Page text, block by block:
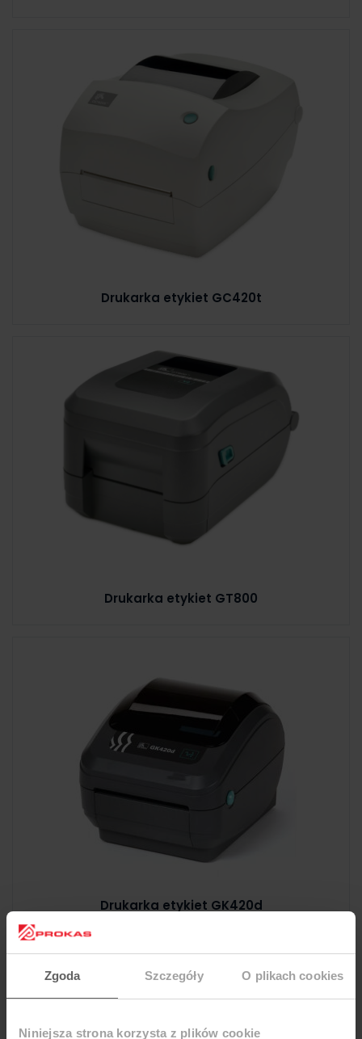
Zgoda Szczegóły O plikach cookies
Niniejsza strona korzysta z plików cookie
Drukarka etykiet GC420t
Drukarka etykiet GT800
Drukarka etykiet GK420d